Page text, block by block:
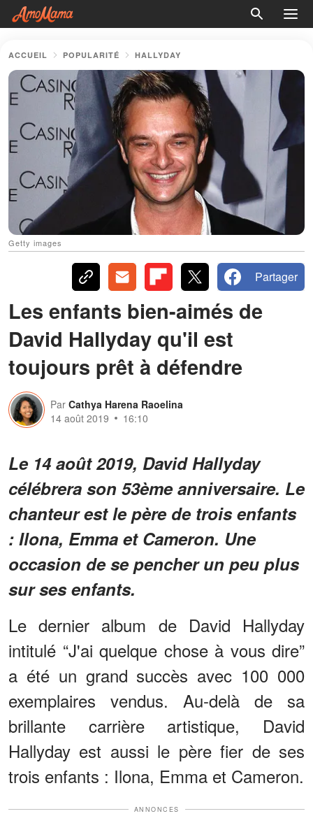
ACCUEIL POPULARITÉ HALLYDAY
Getty images
Partager
Les enfants bien-aimés de
David Hallyday qu'il est
toujours prêt à défendre
Par Cathya Harena Raoelina
14 août 2019
16:10
Le 14 août 2019, David Hallyday
célébrera son 53ème anniversaire. Le
chanteur est le père de trois enfants
: Ilona, Emma et Cameron. Une
occasion de se pencher un peu plus
sur ses enfants.
Le dernier album de David Hallyday
intitulé “J'ai quelque chose à vous dire”
a été un grand succès avec 100 000
exemplaires vendus. Au-delà de sa
brillante carrière artistique, David
Hallyday est aussi le père fier de ses
trois enfants : Ilona, Emma et Cameron.
ANNONCES